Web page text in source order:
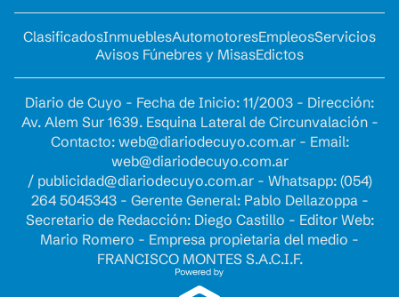
ClasificadosInmueblesAutomotoresEmpleosServicios
Avisos Fúnebres y MisasEdictos
Diario de Cuyo - Fecha de Inicio: 11/2003 - Dirección:
Av. Alem Sur 1639. Esquina Lateral de Circunvalación -
Contacto: web@diariodecuyo.com.ar- Email:
web@diariodecuyo.com.ar
/ publicidad@diariodecuyo.com.ar- Whatsapp: (054)
264 5045343 - Gerente General: Pablo Dellazoppa -
Secretario de Redacción: Diego Castillo - Editor Web:
Mario Romero - Empresa propietaria del medio -
FRANCISCO MONTES S.A.C.I.F.